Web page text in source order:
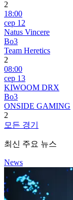
2
18:00
сер 12
Natus Vincere
Bo3
Team Heretics
2
08:00
сер 13
KIWOOM DRX
Bo3
ONSIDE GAMING
2
모든 경기
최신 주요 뉴스
News